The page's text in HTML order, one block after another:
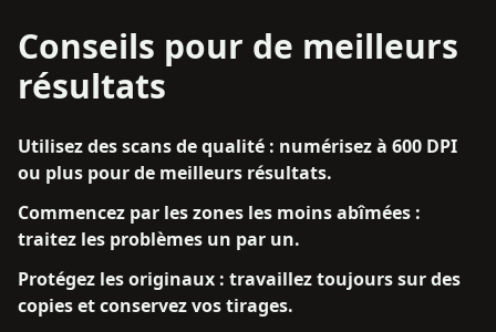
Conseils pour de meilleurs
résultats
Utilisez des scans de qualité : numérisez à 600 DPI
ou plus pour de meilleurs résultats.
Commencez par les zones les moins abîmées :
traitez les problèmes un par un.
Protégez les originaux : travaillez toujours sur des
copies et conservez vos tirages.